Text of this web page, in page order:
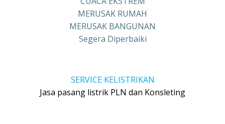
MERUSAK RUMAH
MERUSAK BANGUNAN
Segera Diperbaiki
SERVICE KELISTRIKAN
Jasa pasang listrik PLN dan Konsleting